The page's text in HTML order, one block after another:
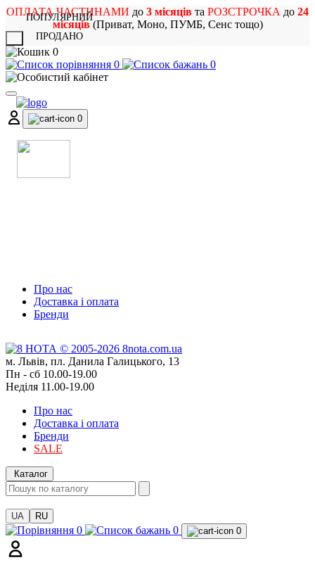
ОПЛАТА ЧАСТИНАМИ до 3 місяців та РОЗСТРОЧКА до 24
місяців(Приват, Моно, ПУМБ, Сенс тощо)
0
0
0
0
Про нас
Доставка і оплата
Бренди
м. Львів, пл. Данила Галицького, 13
Пн - сб 10.00-19.00
Неділя 11.00-19.00
Про нас
Доставка і оплата
Бренди
SALE
Каталог
UA RU
0 0 0
ПОПУЛЯРНИЙ
ПРОДАНО